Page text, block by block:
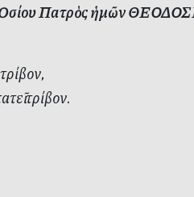
Ὁσίου Πατρὸς ἡμῶν
τρίβον.